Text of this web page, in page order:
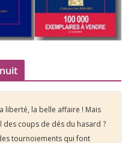
liberté, la belle affaire ! Mais
des coups de dés du hasard ?
tournoiements qui font